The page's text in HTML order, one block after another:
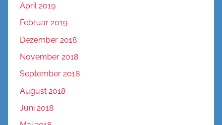
April 2019
Februar 2019
Dezember 2018
November 2018
September 2018
August 2018
Juni 2018